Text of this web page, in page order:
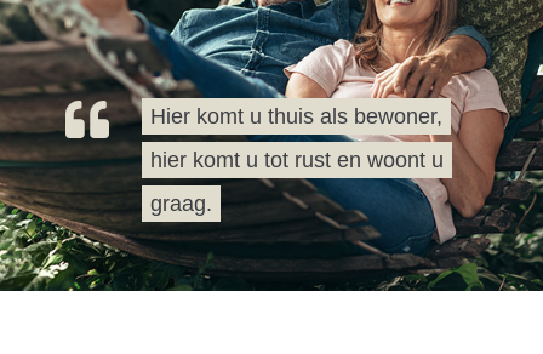
Hier komt u thuis als bewoner,
hier komt u tot rust en woont u
graag.